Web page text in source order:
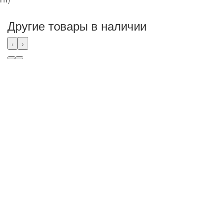
Другие товары в наличии
‹ ›